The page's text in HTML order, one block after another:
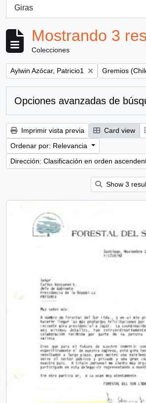
Giras
, 2 resultados
Mostrando 3
Colecciones
Remove filter:
Aylwin Azócar, Patricio1 Remove filter:
Gremios
Opciones avanzadas de
Imprimir vista previa Card view
Ordenar por: Relevancia
Dirección: Clasificación en orden
Show 3